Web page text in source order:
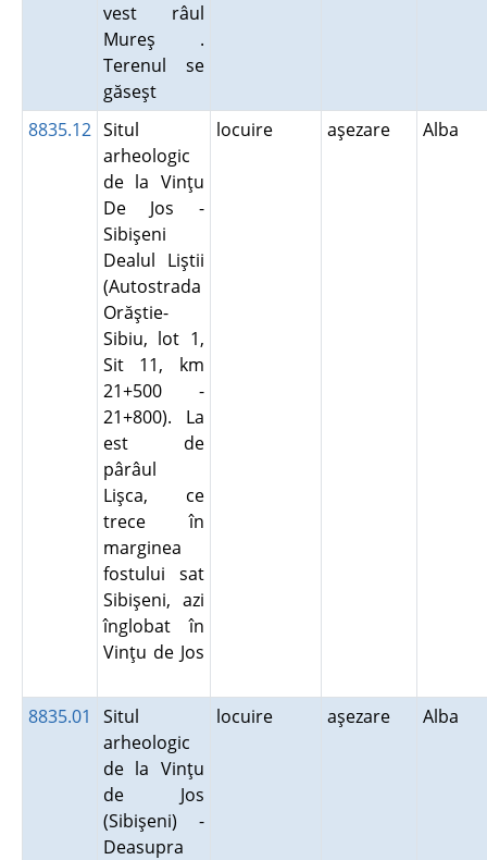
vest râul
Mureş .
Terenul se
găseşt
8835.12 Situl
arheologic
de la Vinţu
De Jos -
Sibişeni
Dealul Liştii
(Autostrada
Orăştie-
Sibiu, lot 1,
Sit 11, km
21+500 -
21+800). La
est de
pârâul
Lişca, ce
trece în
marginea
fostului sat
Sibişeni, azi
înglobat în
Vinţu de Jos
locuire aşezare Alba
8835.01
Situl
arheologic
de la Vinţu
de Jos
(Sibişeni) -
Deasupra
locuire aşezare Alba